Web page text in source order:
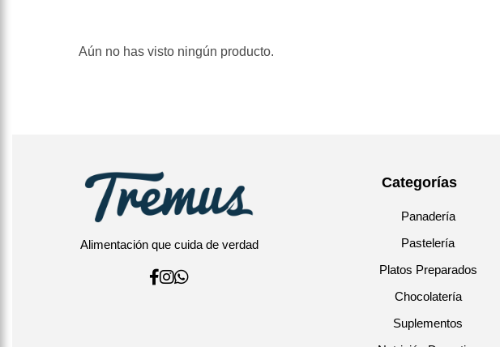
Aún no has visto ningún producto.
Alimentación que cuida de verdad
Categorías
Panadería
Pastelería
Platos Preparados
Chocolatería
Suplementos